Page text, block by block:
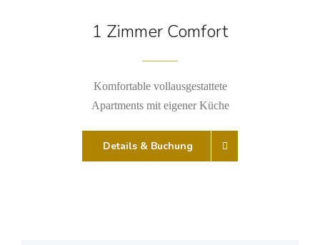
1 Zimmer Comfort
Komfortable vollausgestattete
Apartments mit eigener Küche
Details & Buchung